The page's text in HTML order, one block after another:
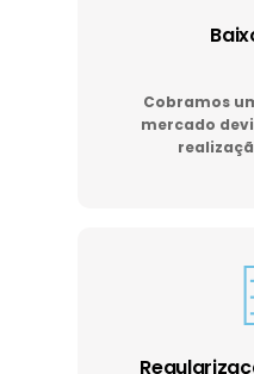
Cobramos
mercado